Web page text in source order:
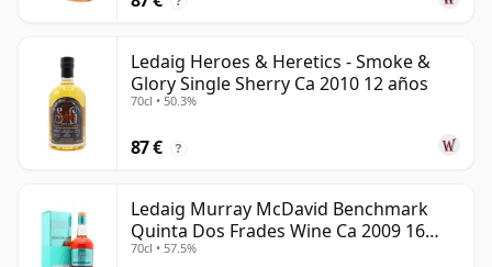
Ledaig Heroes & Heretics - Smoke &
Glory Single Sherry Ca 2010 12 años
70cl • 50.3%
87 € ?
Ledaig Murray McDavid Benchmark
Quinta Dos Frades Wine Ca 2009 16
años
70cl • 57.5%